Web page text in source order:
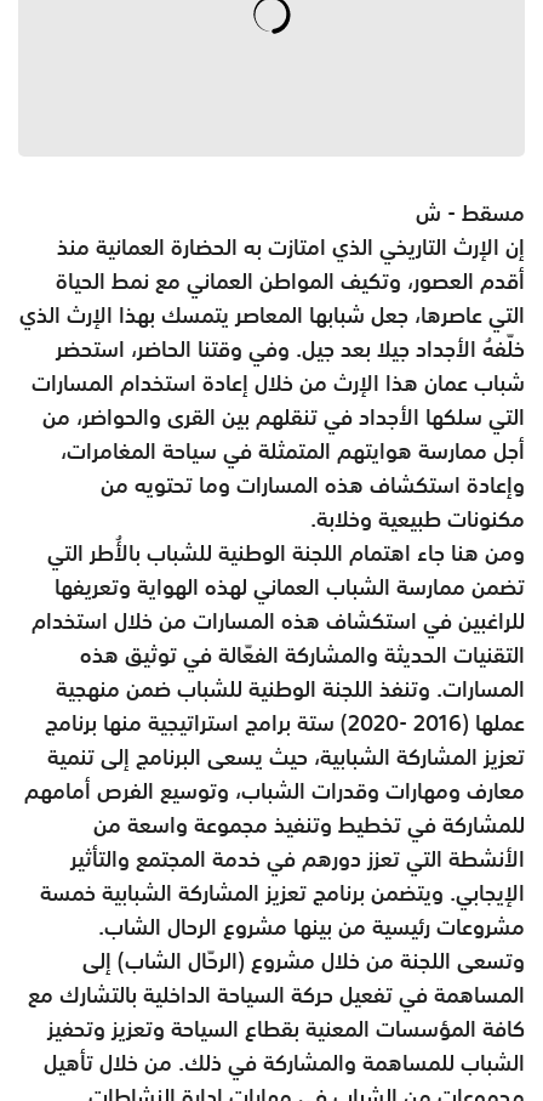
مسقط - ش
إن الإرث التاريخي الذي امتازت به الحضارة العمانية منذ
أقدم العصور، وتكيف المواطن العماني مع نمط الحياة
التي عاصرها، جعل شبابها المعاصر يتمسك بهذا الإرث الذي
خلّفهُ الأجداد جيلا بعد جيل. وفي وقتنا الحاضر، استحضر
شباب عمان هذا الإرث من خلال إعادة استخدام المسارات
التي سلكها الأجداد في تنقلهم بين القرى والحواضر، من
أجل ممارسة هوايتهم المتمثلة في سياحة المغامرات،
وإعادة استكشاف هذه المسارات وما تحتويه من
مكنونات طبيعية وخلابة.
ومن هنا جاء اهتمام اللجنة الوطنية للشباب بالأُطر التي
تضمن ممارسة الشباب العماني لهذه الهواية وتعريفها
للراغبين في استكشاف هذه المسارات من خلال استخدام
التقنيات الحديثة والمشاركة الفعّالة في توثيق هذه
المسارات. وتنفذ اللجنة الوطنية للشباب ضمن منهجية
عملها (2016 -2020) ستة برامج استراتيجية منها برنامج
تعزيز المشاركة الشبابية، حيث يسعى البرنامج إلى تنمية
معارف ومهارات وقدرات الشباب، وتوسيع الفرص أمامهم
للمشاركة في تخطيط وتنفيذ مجموعة واسعة من
الأنشطة التي تعزز دورهم في خدمة المجتمع والتأثير
الإيجابي. ويتضمن برنامج تعزيز المشاركة الشبابية خمسة
مشروعات رئيسية من بينها مشروع الرحال الشاب.
وتسعى اللجنة من خلال مشروع (الرحّال الشاب) إلى
المساهمة في تفعيل حركة السياحة الداخلية بالتشارك مع
كافة المؤسسات المعنية بقطاع السياحة وتعزيز وتحفيز
الشباب للمساهمة والمشاركة في ذلك. من خلال تأهيل